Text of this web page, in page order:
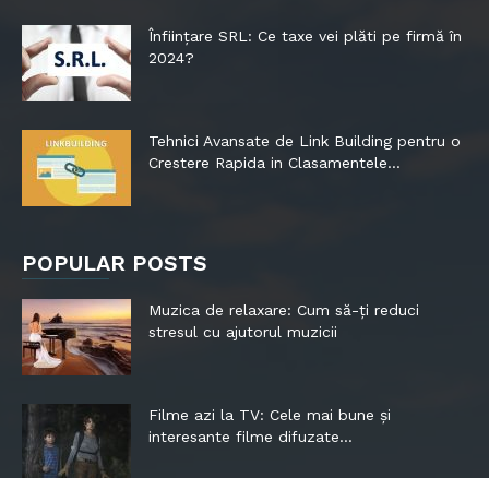
Înființare SRL: Ce taxe vei plăti pe firmă în
2024?
Tehnici Avansate de Link Building pentru o
Crestere Rapida in Clasamentele...
POPULAR POSTS
Muzica de relaxare: Cum să-ți reduci
stresul cu ajutorul muzicii
Filme azi la TV: Cele mai bune și
interesante filme difuzate...